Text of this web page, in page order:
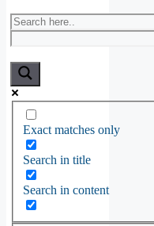
Exact matches only
Search in title
Search in content